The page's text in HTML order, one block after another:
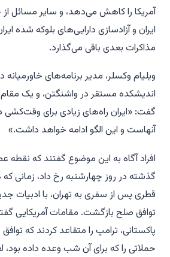
آمریکا را کاهش می‌دهد، و سایر مسائل
ایران و آزادسازی دارایی‌های بلوکه شده
مذاکرات بعدی باقی می‌گذارد.
ویلیام وکسلر، مدیر برنامه‌های خاورمیانه
اندیشکده مستقر در واشنگتن، و یک مقام
گفت: «ایران راه‌های زیادی برای وقت‌کشی
آنهاست و این الگو ادامه خواهد داشت.»
افراد آگاه به این موضوع گفتند که
گذشته در روز چهارشنبه رخ داد، زمانی
قطری پس از سفری به تهران، با ادبیات
توافق صلح بازگشت. مقامات آمریکایی
پاکستانی، ترامپ را متقاعد کردند که
حملاتی را که برای آن شب وعده داده بود،